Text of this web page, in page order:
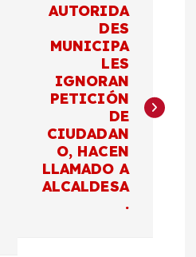
AUTORIDA
DES
MUNICIPA
LES
IGNORAN
PETICIÓN
DE
CIUDADAN
O, HACEN
LLAMADO A
ALCALDESA
.